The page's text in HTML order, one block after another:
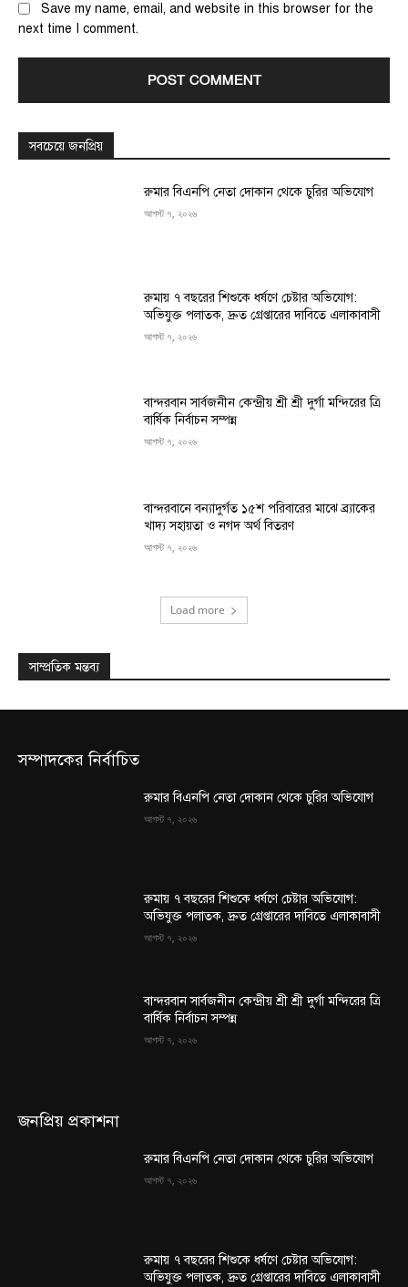
Save my name, email, and website in this browser for the
next time I comment.
সবচেয়ে জনপ্রিয়
রুমার বিএনপি নেতা দোকান থেকে চুরির অভিযোগ
আগস্ট ৭, ২০২৬
রুমায় ৭ বছরের শিশুকে ধর্ষণে চেষ্টার অভিযোগ:
অভিযুক্ত পলাতক, দ্রুত গ্রেপ্তারের দাবিতে এলাকাবাসী
আগস্ট ৭, ২০২৬
বান্দরবান সার্বজনীন কেন্দ্রীয় শ্রী শ্রী দুর্গা মন্দিরের ত্রি
বার্ষিক নির্বাচন সম্পন্ন
আগস্ট ৭, ২০২৬
বান্দরবানে বন্যাদুর্গত ১৫শ পরিবারের মাঝে ব্র্যাকের
খাদ্য সহায়তা ও নগদ অর্থ বিতরণ
আগস্ট ৭, ২০২৬
Load more
সাম্প্রতিক মন্তব্য
সম্পাদকের নির্বাচিত
রুমার বিএনপি নেতা দোকান থেকে চুরির অভিযোগ
আগস্ট ৭, ২০২৬
রুমায় ৭ বছরের শিশুকে ধর্ষণে চেষ্টার অভিযোগ:
অভিযুক্ত পলাতক, দ্রুত গ্রেপ্তারের দাবিতে এলাকাবাসী
আগস্ট ৭, ২০২৬
বান্দরবান সার্বজনীন কেন্দ্রীয় শ্রী শ্রী দুর্গা মন্দিরের ত্রি
বার্ষিক নির্বাচন সম্পন্ন
আগস্ট ৭, ২০২৬
জনপ্রিয় প্রকাশনা
রুমার বিএনপি নেতা দোকান থেকে চুরির অভিযোগ
আগস্ট ৭, ২০২৬
রুমায় ৭ বছরের শিশুকে ধর্ষণে চেষ্টার অভিযোগ:
অভিযুক্ত পলাতক, দ্রুত গ্রেপ্তারের দাবিতে এলাকাবাসী